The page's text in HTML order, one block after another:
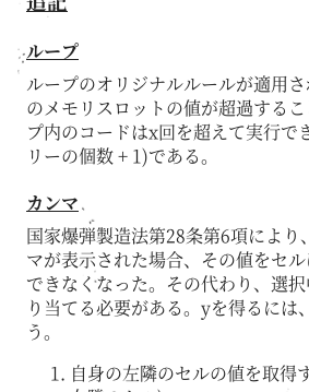
ループ
ループのオリジナルルールが適用
のメモリスロットの値が超過する
プ内のコードはx回を超えて実行で
リーの個数 + 1)である。
カンマ
国家爆弾製造法第28条第6項により
マが表示された場合、その値をセ
できなくなった。その代わり、選
り当てる必要がある。yを得るには
う。
自身の左隣のセルの値を取得